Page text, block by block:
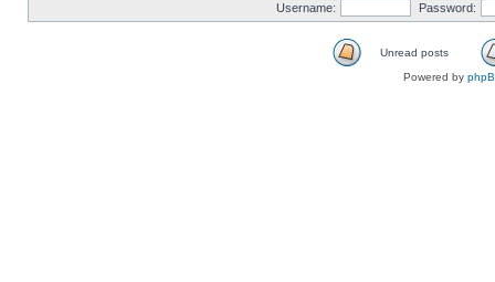
Username: Password:
Unread posts
Powered by